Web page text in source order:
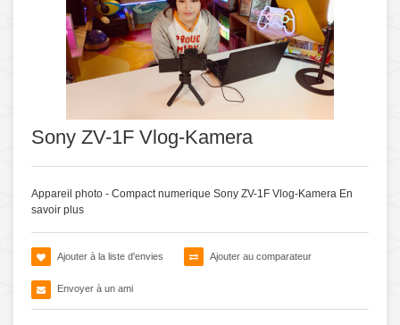
Sony ZV-1F Vlog-Kamera
Appareil photo - Compact numerique Sony ZV-1F Vlog-Kamera En
savoir plus
Ajouter à la liste d'envies Ajouter au comparateur
Envoyer à un ami